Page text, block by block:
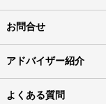
お問合せ
アドバイザー紹介
よくある質問